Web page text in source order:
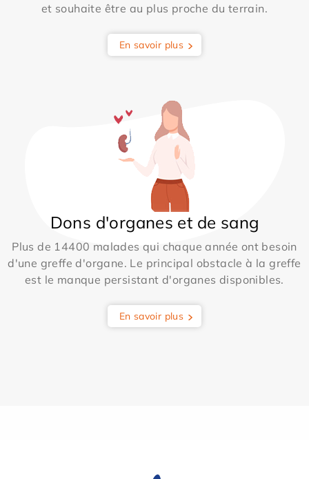
et souhaite être au plus proche du terrain.
En savoir plus
Dons d'organes et de sang
Plus de 14400 malades qui chaque année ont besoin
d'une greffe d'organe. Le principal obstacle à la greffe
est le manque persistant d'organes disponibles.
En savoir plus